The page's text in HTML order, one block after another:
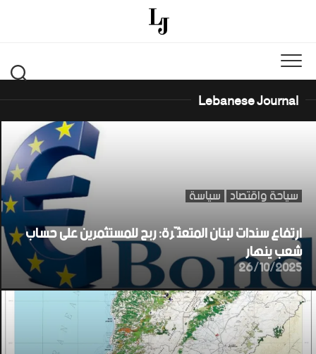
Lebanese Journal
سياحة واقتصاد سياسة
ارتفاع سندات لبنان المتعثّرة: ربح للمستثمرين على حساب
شعب ينهار
26/10/2025